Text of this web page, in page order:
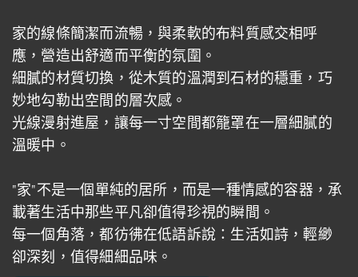
家的線條簡潔而流暢，與柔軟的布料質感交相呼
應，營造出舒適而平衡的氛圍。
細膩的材質切換，從木質的溫潤到石材的穩重，巧
妙地勾勒出空間的層次感。
光線漫射進屋，讓每一寸空間都籠罩在一層細膩的
溫暖中。
"家"不是一個單純的居所，而是一種情感的容器，承
載著生活中那些平凡卻值得珍視的瞬間。
每一個角落，都彷彿在低語訴說：生活如詩，輕緲
卻深刻，值得細細品味。